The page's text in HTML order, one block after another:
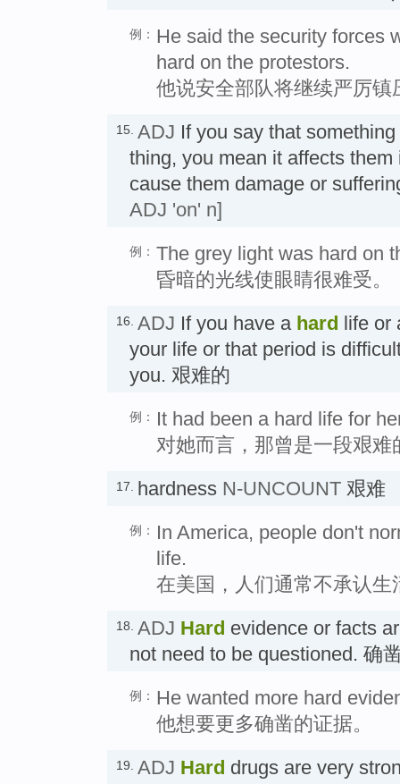
例： He said the security forces
hard on the protestors.
他说安全部队将继续严厉镇
15. ADJ If you say that
thing, you mean it affects
cause them damage or
ADJ 'on' n]
例： The grey light was hard on
昏暗的光线使眼睛很难受。
16. ADJ If you have a hard life or
your life or that period is
you. 艰难的
例：
It had been a hard life for
对她而言，那曾是一段艰难
17. hardness N-UNCOUNT 艰难
例：
In America, people don't
life.
在美国，人们通常不承认生
18. ADJ Hard evidence or facts
not need to be questioned. 确
例： He wanted more hard
他想要更多确凿的证据。
19. ADJ Hard drugs are very